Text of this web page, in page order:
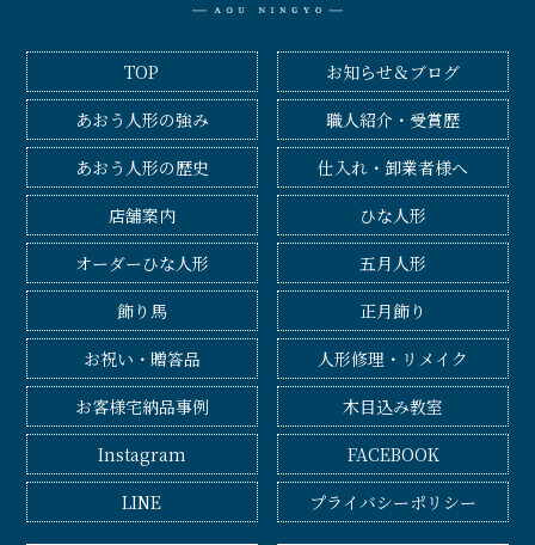
TOP
お知らせ＆ブログ
あおう人形の強み
職人紹介・受賞歴
あおう人形の歴史
仕入れ・卸業者様へ
店舗案内
ひな人形
オーダーひな人形
五月人形
飾り馬
正月飾り
お祝い・贈答品
人形修理・リメイク
お客様宅納品事例
木目込み教室
Instagram
FACEBOOK
LINE
プライバシーポリシー